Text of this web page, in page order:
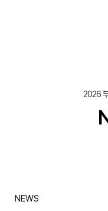
2026
NEWS